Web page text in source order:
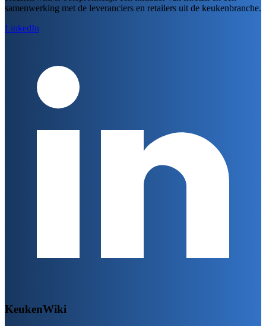
samenwerking met de leveranciers en retailers uit de keukenbranche.
LinkedIn
KeukenWiki